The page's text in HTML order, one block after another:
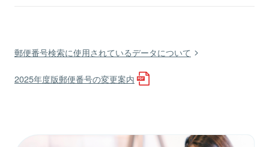
郵便番号検索に使用されているデータについて
2025年度版郵便番号の変更案内